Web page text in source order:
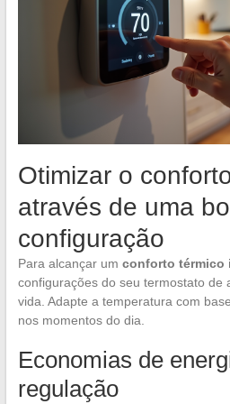
Otimizar o
através de uma
configuração
Para alcançar um conforto térmico
configurações do seu termostato de
vida. Adapte a temperatura com
nos momentos do dia.
Economias de
regulação